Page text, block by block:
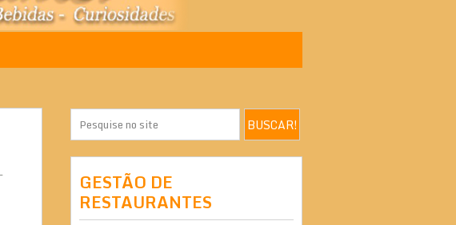
GESTÃO DE
RESTAURANTES